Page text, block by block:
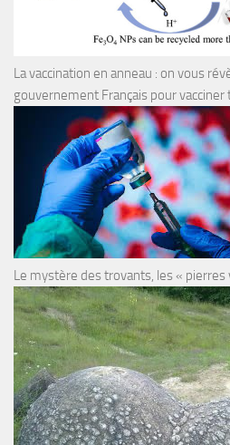
La vaccination en anneau : on vous
gouvernement Français pour
Le mystère des trovants, les « pierres